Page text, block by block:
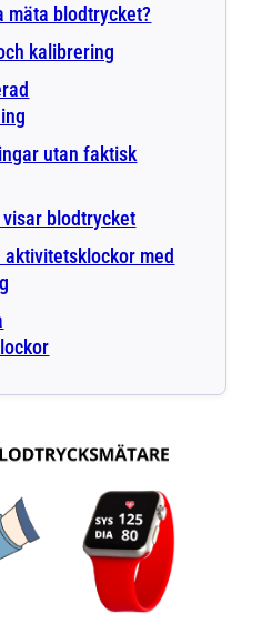
mäta blodtrycket?
kalibrering
utan faktisk
blodtrycket
med